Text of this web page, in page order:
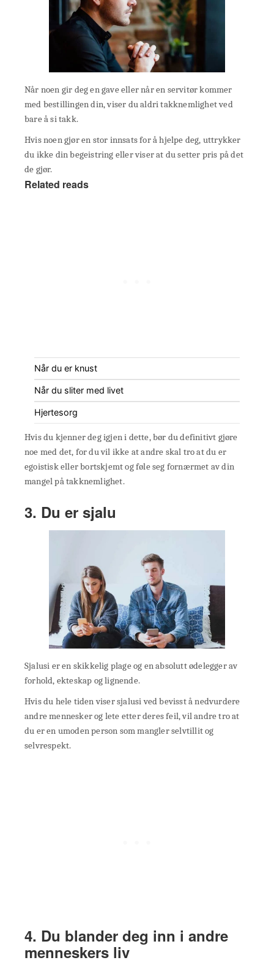
Når noen gir deg en gave eller når en servitør kommer
med bestillingen din, viser du aldri takknemlighet ved
bare å si takk.
Hvis noen gjør en stor innsats for å hjelpe deg, uttrykker
du ikke din begeistring eller viser at du setter pris på det
de gjør.
Related reads
Når du er knust
Når du sliter med livet
Hjertesorg
Hvis du kjenner deg igjen i dette, bør du definitivt gjøre
noe med det, for du vil ikke at andre skal tro at du er
egoistisk eller bortskjemt og føle seg fornærmet av din
mangel på takknemlighet.
3. Du er sjalu
Sjalusi er en skikkelig plage og en absolutt ødelegger av
forhold, ekteskap og lignende.
Hvis du hele tiden viser sjalusi ved bevisst å nedvurdere
andre mennesker og lete etter deres feil, vil andre tro at
du er en umoden person som mangler selvtillit og
selvrespekt.
4. Du blander deg inn i andre
menneskers liv